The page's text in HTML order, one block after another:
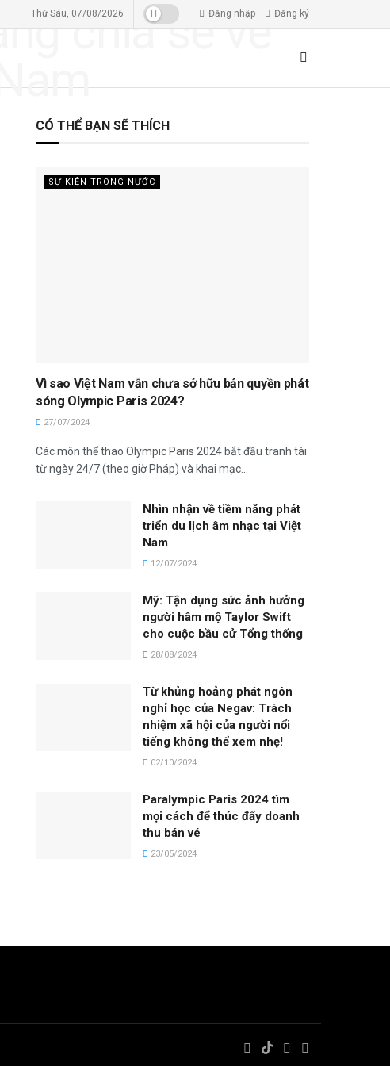
Thứ Sáu, 07/08/2026 Đăng nhập Đăng ký
CÓ THỂ BẠN SẼ THÍCH
SỰ KIỆN TRONG NƯỚC
Vì sao Việt Nam vẫn chưa sở hữu bản quyền phát
sóng Olympic Paris 2024?
27/07/2024
Các môn thể thao Olympic Paris 2024 bắt đầu tranh tài
từ ngày 24/7 (theo giờ Pháp) và khai mạc...
Nhìn nhận về tiềm năng phát
triển du lịch âm nhạc tại Việt
Nam
12/07/2024
Mỹ: Tận dụng sức ảnh hưởng
người hâm mộ Taylor Swift
cho cuộc bầu cử Tổng thống
28/08/2024
Từ khủng hoảng phát ngôn
nghỉ học của Negav: Trách
nhiệm xã hội của người nổi
tiếng không thể xem nhẹ!
02/10/2024
Paralympic Paris 2024 tìm
mọi cách để thúc đẩy doanh
thu bán vé
23/05/2024